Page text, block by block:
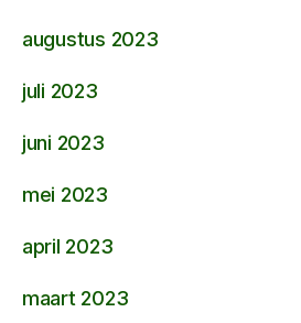
augustus 2023
juli 2023
juni 2023
mei 2023
april 2023
maart 2023